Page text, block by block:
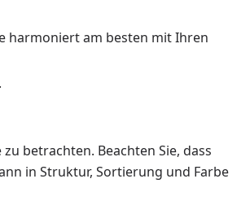
harmoniert am besten mit Ihren
betrachten. Beachten Sie, dass
in Struktur, Sortierung und Farbe